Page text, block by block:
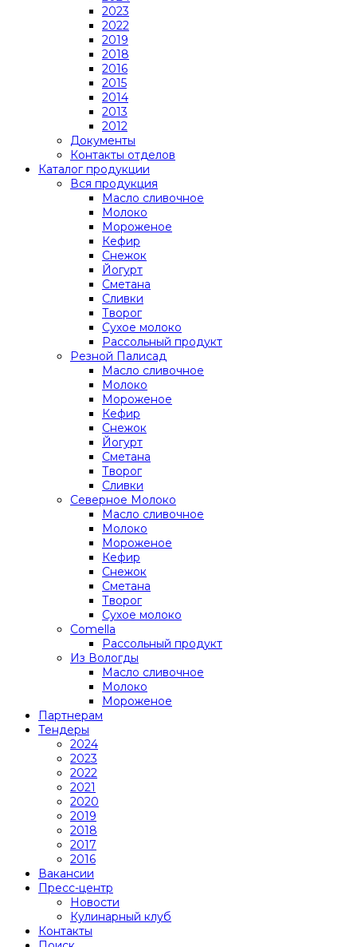
2023
2022
2019
2018
2016
2015
2014
2013
2012
Документы
Контакты отделов
Каталог продукции
Вся продукция
Масло сливочное
Молоко
Мороженое
Кефир
Снежок
Йогурт
Сметана
Сливки
Творог
Сухое молоко
Рассольный продукт
Резной Палисад
Масло сливочное
Молоко
Мороженое
Кефир
Снежок
Йогурт
Сметана
Творог
Сливки
Северное Молоко
Масло сливочное
Молоко
Мороженое
Кефир
Снежок
Сметана
Творог
Сухое молоко
Comеlla
Рассольный продукт
Из Вологды
Масло сливочное
Молоко
Мороженое
Партнерам
Тендеры
2024
2023
2022
2021
2020
2019
2018
2017
2016
Вакансии
Пресс-центр
Новости
Кулинарный клуб
Контакты